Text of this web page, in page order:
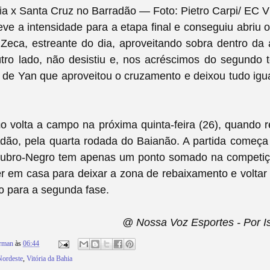
x Santa Cruz no Barradão — Foto: Pietro Carpi/ EC
a intensidade para a etapa final e conseguiu abriu
Zeca, estreante do dia, aproveitando sobra dentro da
lado, não desistiu e, nos acréscimos do segundo
Yan que aproveitou o cruzamento e deixou tudo
volta a campo na próxima quinta-feira (26), quando
pela quarta rodada do Baianão. A partida
Negro tem apenas um ponto somado na
em casa para deixar a zona de rebaixamento e
para a segunda fase.
@ Nossa Voz Esportes - Por
às 06:44
, Vitória da Bahia